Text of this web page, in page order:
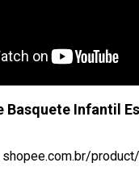
Basquete Infantil
shopee.com.br/